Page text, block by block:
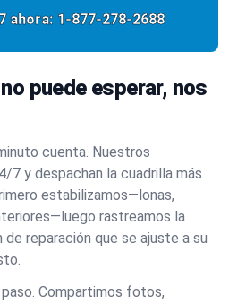
ahora: 1-877-278-2688
puede esperar, nos
cuenta. Nuestros
7 y despachan la cuadrilla más
estabilizamos—lonas,
rastreamos la
reparación que se ajuste a su
Compartimos fotos,